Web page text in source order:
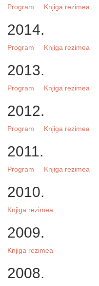
Program Knjiga rezimea
2014.
Program Knjiga rezimea
2013.
Program Knjiga rezimea
2012.
Program Knjiga rezimea
2011.
Program Knjiga rezimea
2010.
Knjiga rezimea
2009.
Knjiga rezimea
2008.